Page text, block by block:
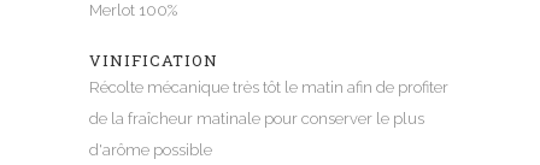
Merlot 100%
VINIFICATION
Récolte mécanique très tôt le matin afin de profiter
de la fraîcheur matinale pour conserver le plus
d'arôme possible